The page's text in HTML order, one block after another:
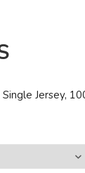
Jersey,